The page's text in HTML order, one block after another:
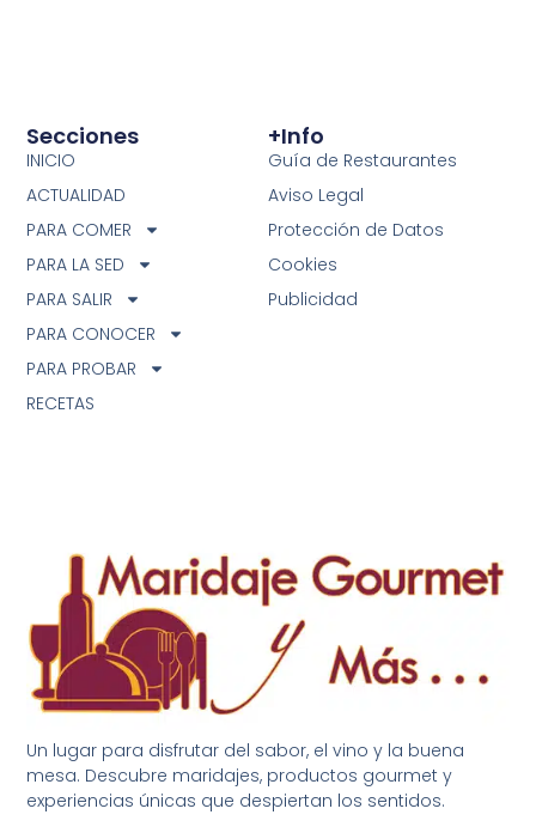
Un lugar para disfrutar del sabor, el vino y la buena
mesa. Descubre maridajes, productos gourmet y
experiencias únicas que despiertan los sentidos.
+info
Guía de Restaurantes
Aviso Legal
Protección de Datos
Cookies
Publicidad
Secciones
INICIO
ACTUALIDAD
PARA COMER
PARA LA SED
PARA SALIR
PARA CONOCER
PARA PROBAR
RECETAS